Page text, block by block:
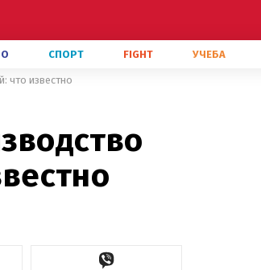
СПОРТ FIGHT УЧЕБА
что известно